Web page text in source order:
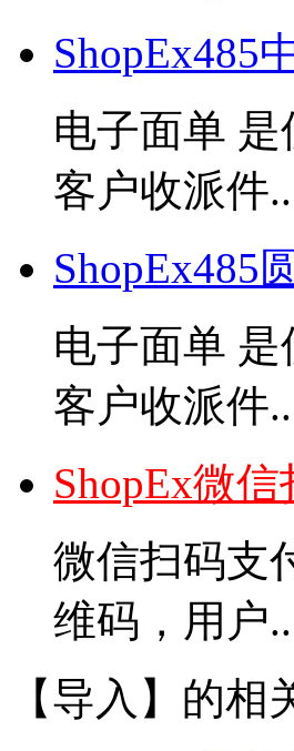
ShopEx485
电子面单
客户收派件
ShopEx485
电子面单
客户收派件
ShopEx微
微信扫码支
维码，用户
【导入】的相